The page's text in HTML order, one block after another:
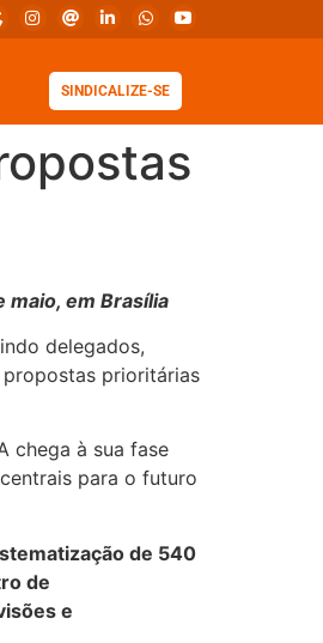
SINDICALIZE-SE
em Brasília
delegados,
prioritárias
chega à sua fase
para o futuro
de 540
de
e